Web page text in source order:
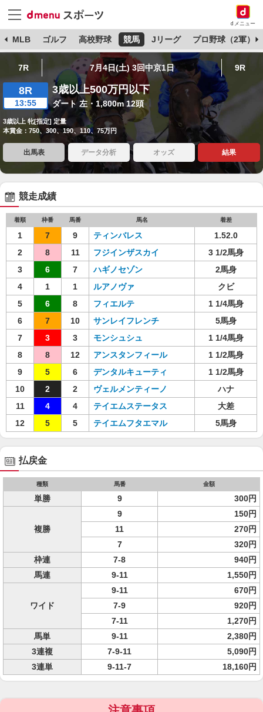
dメニュー
MLB ゴルフ 高校野球 競馬 Jリーグ プロ野球（2軍）
7R 7月4日(土) 3回中京1日 9R
8R
13:55
3歳以上500万円以下
ダート 左・1,800m 12頭
3歳以上 牝[指定] 定量
本賞金：750、300、190、110、75万円
出馬表 データ分析 オッズ 結果
競走成績
着順 枠番 馬番 馬名 着差
1 7 9 ティンバレス
1.52.0
2
8 11 フジインザスカイ
3 1/2馬身
3
6 7 ハギノセゾン
2馬身
4
1 1 ルアノヴァ
クビ
5
6 8 フィエルテ
1 1/4馬身
6
7 10 サンレイフレンチ
5馬身
7
3 3 モンシュシュ
1 1/4馬身
8
8 12 アンスタンフィール
1 1/2馬身
9
5 6 デンタルキューティ
1 1/2馬身
10
2 2 ヴェルメンティーノ
ハナ
11
4 4 テイエムステータス
大差
12
5 5 テイエムフタエマル 5馬身
払戻金
種類 馬番 金額
単勝 9 300円
複勝
9
150円
11
270円
7
320円
枠連
7-8
940円
馬連
9-11 1,550円
ワイド
9-11
670円
7-9
920円
7-11
1,270円
馬単
9-11
2,380円
3連複
7-9-11
5,090円
3連単
9-11-7 18,160円